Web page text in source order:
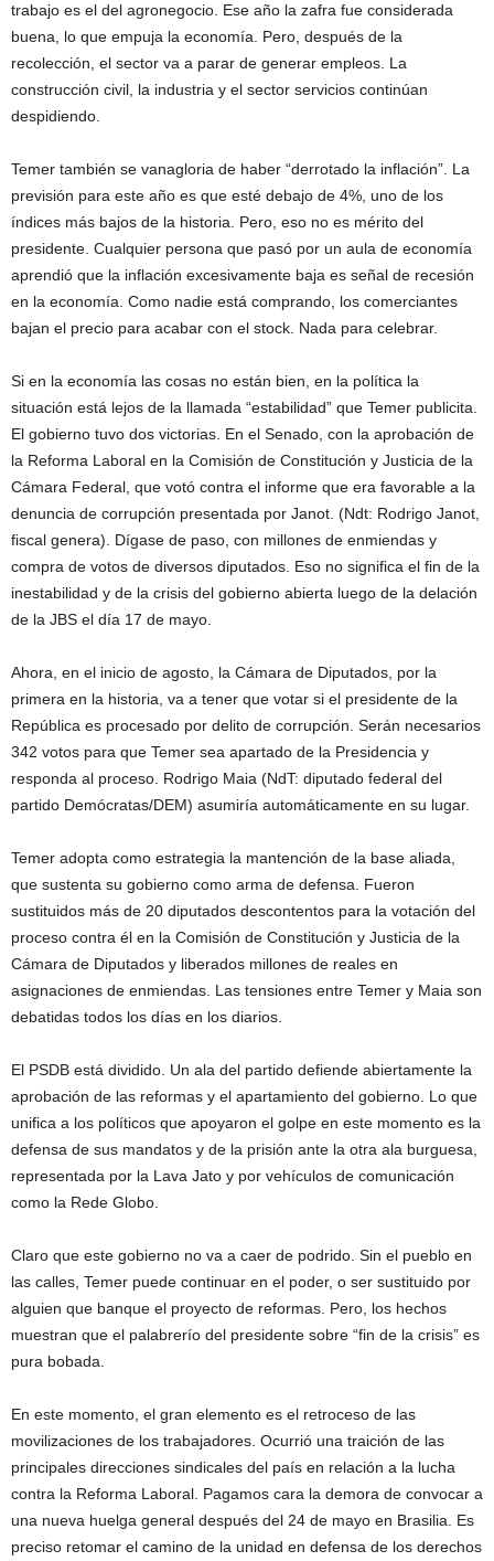
trabajo es el del agronegocio. Ese año la zafra fue considerada
buena, lo que empuja la economía. Pero, después de la
recolección, el sector va a parar de generar empleos. La
construcción civil, la industria y el sector servicios continúan
despidiendo.
Temer también se vanagloria de haber “derrotado la inflación”. La
previsión para este año es que esté debajo de 4%, uno de los
índices más bajos de la historia. Pero, eso no es mérito del
presidente. Cualquier persona que pasó por un aula de economía
aprendió que la inflación excesivamente baja es señal de recesión
en la economía. Como nadie está comprando, los comerciantes
bajan el precio para acabar con el stock. Nada para celebrar.
Si en la economía las cosas no están bien, en la política la
situación está lejos de la llamada “estabilidad” que Temer publicita.
El gobierno tuvo dos victorias. En el Senado, con la aprobación de
la Reforma Laboral en la Comisión de Constitución y Justicia de la
Cámara Federal, que votó contra el informe que era favorable a la
denuncia de corrupción presentada por Janot. (Ndt: Rodrigo Janot,
fiscal genera). Dígase de paso, con millones de enmiendas y
compra de votos de diversos diputados. Eso no significa el fin de la
inestabilidad y de la crisis del gobierno abierta luego de la delación
de la JBS el día 17 de mayo.
Ahora, en el inicio de agosto, la Cámara de Diputados, por la
primera en la historia, va a tener que votar si el presidente de la
República es procesado por delito de corrupción. Serán necesarios
342 votos para que Temer sea apartado de la Presidencia y
responda al proceso. Rodrigo Maia (NdT: diputado federal del
partido Demócratas/DEM) asumiría automáticamente en su lugar.
Temer adopta como estrategia la mantención de la base aliada,
que sustenta su gobierno como arma de defensa. Fueron
sustituidos más de 20 diputados descontentos para la votación del
proceso contra él en la Comisión de Constitución y Justicia de la
Cámara de Diputados y liberados millones de reales en
asignaciones de enmiendas. Las tensiones entre Temer y Maia son
debatidas todos los días en los diarios.
El PSDB está dividido. Un ala del partido defiende abiertamente la
aprobación de las reformas y el apartamiento del gobierno. Lo que
unifica a los políticos que apoyaron el golpe en este momento es la
defensa de sus mandatos y de la prisión ante la otra ala burguesa,
representada por la Lava Jato y por vehículos de comunicación
como la Rede Globo.
Claro que este gobierno no va a caer de podrido. Sin el pueblo en
las calles, Temer puede continuar en el poder, o ser sustituido por
alguien que banque el proyecto de reformas. Pero, los hechos
muestran que el palabrerío del presidente sobre “fin de la crisis” es
pura bobada.
En este momento, el gran elemento es el retroceso de las
movilizaciones de los trabajadores. Ocurrió una traición de las
principales direcciones sindicales del país en relación a la lucha
contra la Reforma Laboral. Pagamos cara la demora de convocar a
una nueva huelga general después del 24 de mayo en Brasilia. Es
preciso retomar el camino de la unidad en defensa de los derechos